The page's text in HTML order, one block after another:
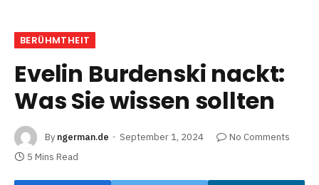
BERÜHMTHEIT
Evelin Burdenski nackt:
Was Sie wissen sollten
By ngerman.de September 1, 2024
No Comments
5 Mins Read